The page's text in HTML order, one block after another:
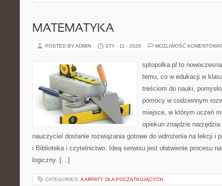
MATEMATYKA
POSTED BY ADMIN STY - 11 - 2026 MOŻLIWOŚĆ
sptopolka.pl to
temu, co w edukacji w
treściom do nauki,
pomocy w codziennym
miejsce, w którym uczeń
opiekun znajdzie
nauczyciel dostanie rozwiązania gotowe do wdrożenia na lekcji i
i Biblioteka i czytelnictwo. Ideą serwisu jest ułatwienie procesu
logiczny. […]
CATEGORIES: KARPATY DLA POCZĄTKUJĄCYCH